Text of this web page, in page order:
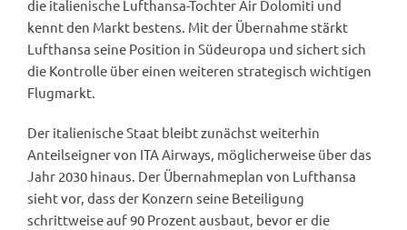
die italienische Lufthansa-Tochter Air Dolomiti und
kennt den Markt bestens. Mit der Übernahme stärkt
Lufthansa seine Position in Südeuropa und sichert sich
die Kontrolle über einen weiteren strategisch wichtigen
Flugmarkt.
Der italienische Staat bleibt zunächst weiterhin
Anteilseigner von ITA Airways, möglicherweise über das
Jahr 2030 hinaus. Der Übernahmeplan von Lufthansa
sieht vor, dass der Konzern seine Beteiligung
schrittweise auf 90 Prozent ausbaut, bevor er die